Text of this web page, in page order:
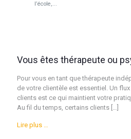
l’école,...
Vous êtes thérapeute ou
Pour vous en tant que thérapeute
de votre clientèle est essentiel. Un
clients est ce qui maintient votre
Au fil du temps, certains clients […]
Lire plus …